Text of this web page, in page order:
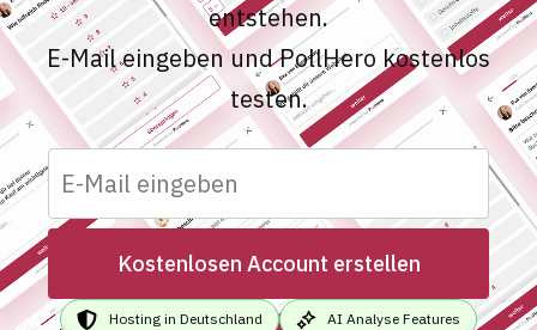
entstehen.
E-Mail eingeben und PollHero kostenlos
testen.
Kostenlosen Account erstellen
Hosting in Deutschland AI Analyse Features